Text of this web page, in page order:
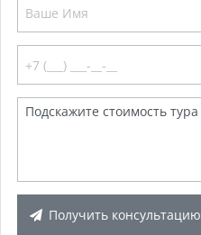
Получить консультацию